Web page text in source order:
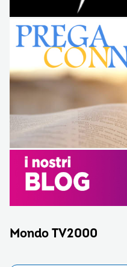
Mondo TV2000